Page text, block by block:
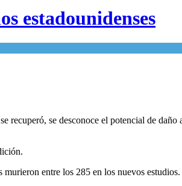
estadounidenses
recuperó, se desconoce el potencial de daño
entre los 285 en los nuevos estudios.